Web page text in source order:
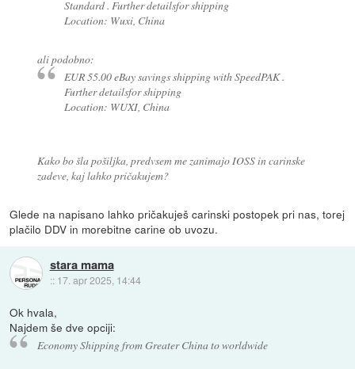
Standard . Further detailsfor shipping
Location: Wuxi, China
ali podobno:
EUR 55.00 eBay savings shipping with SpeedPAK .
Further detailsfor shipping
Location: WUXI, China
Kako bo šla pošiljka, predvsem me zanimajo IOSS in carinske
zadeve, kaj lahko pričakujem?
Glede na napisano lahko pričakuješ carinski postopek pri nas, torej
plačilo DDV in morebitne carine ob uvozu.
stara mama
:: 17. apr 2025, 14:44
Ok hvala,
Najdem še dve opciji:
Economy Shipping from Greater China to worldwide